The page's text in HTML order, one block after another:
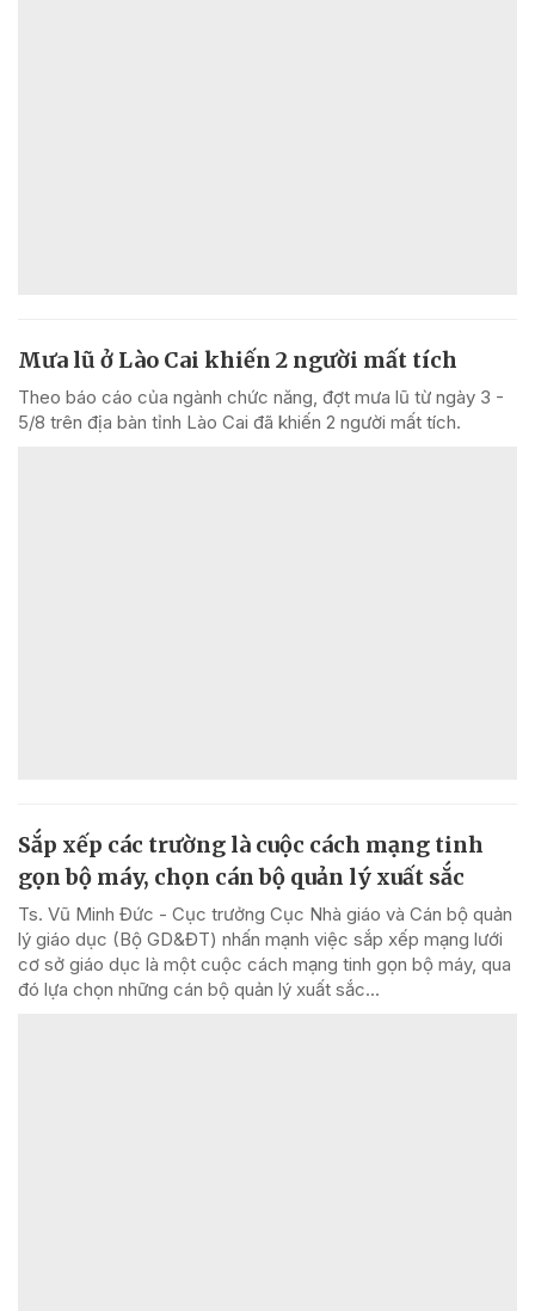
Mưa lũ ở Lào Cai khiến 2 người mất tích
Theo báo cáo của ngành chức năng, đợt mưa lũ từ ngày 3 -
5/8 trên địa bàn tỉnh Lào Cai đã khiến 2 người mất tích.
Sắp xếp các trường là cuộc cách mạng tinh
gọn bộ máy, chọn cán bộ quản lý xuất sắc
Ts. Vũ Minh Đức - Cục trưởng Cục Nhà giáo và Cán bộ quản
lý giáo dục (Bộ GD&ĐT) nhấn mạnh việc sắp xếp mạng lưới
cơ sở giáo dục là một cuộc cách mạng tinh gọn bộ máy, qua
đó lựa chọn những cán bộ quản lý xuất sắc...